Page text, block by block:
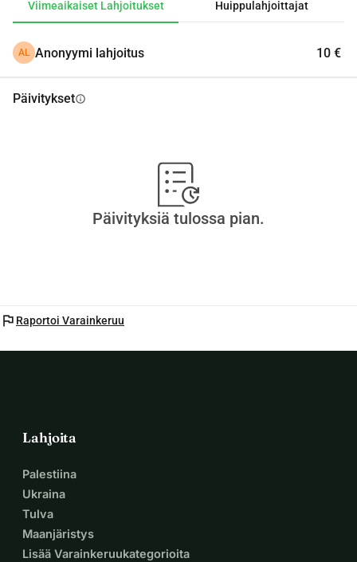
Viimeaikaiset Lahjoitukset Huippulahjoittajat
AL Anonyymi lahjoitus 10 €
Päivityksetinfo
Päivityksiä tulossa pian.
flag Raportoi Varainkeruu
Lahjoita
Palestiina
Ukraina
Tulva
Maanjäristys
Lisää Varainkeruukategorioita